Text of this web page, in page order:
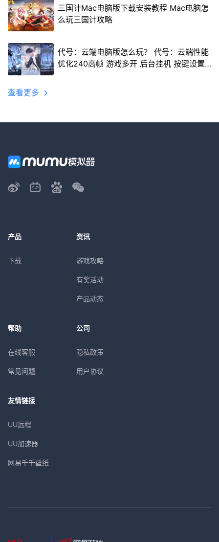
三国计Mac电脑版下载安装教程 Mac电脑怎
么玩三国计攻略
代号：云端电脑版怎么玩？ 代号：云端性能
优化240高帧 游戏多开 后台挂机 按键设置
查看更多
产品
下载
资讯
游戏攻略
有奖活动
产品动态
帮助
在线客服
常见问题
公司
隐私政策
用户协议
友情链接
UU远程
UU加速器
网易千千壁纸